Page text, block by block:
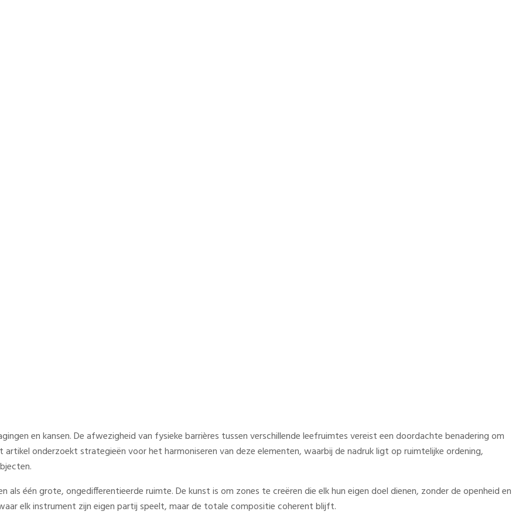
en kansen. De afwezigheid van fysieke barrières tussen verschillende leefruimtes vereist een doordachte benadering om
onderzoekt strategieën voor het harmoniseren van deze elementen, waarbij de nadruk ligt op ruimtelijke ordening,
als één grote, ongedifferentieerde ruimte. De kunst is om zones te creëren die elk hun eigen doel dienen, zonder de openheid en
elk instrument zijn eigen partij speelt, maar de totale compositie coherent blijft.